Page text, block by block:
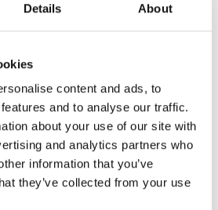
Details About
content and ads, to
and to analyse our traffic.
about your use of our site with
and analytics partners who
information that you’ve
they’ve collected from your use